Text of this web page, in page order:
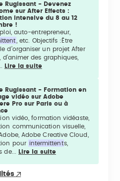
Rugissant - Devenez
sur After Effects :
intensive du 8 au 12
!
auto-entrepreneur,
, etc. Objectifs :Être
d’organiser un projet After
d’animer des graphiques,
Lire la suite
Rugissant - Formation en
vidéo sur Adobe
Pro sur Paris ou à
vidéo, formation vidéaste,
communication visuelle,
Adobe Creative Cloud,
pour intermittents,
de...
Lire la suite